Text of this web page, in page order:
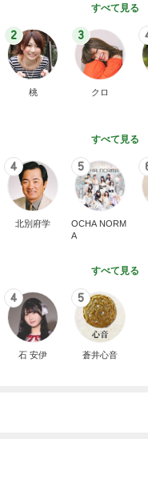
すべて見る
2
桃
3
クロ
すべて見る
4
北別府学
5
OCHA NORM
A
すべて見る
4
石 安伊
5
蒼井心音